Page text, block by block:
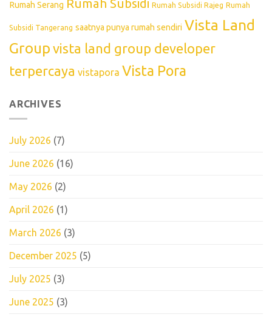
Rumah Serang Rumah Subsidi Rumah Subsidi Rajeg Rumah
Subsidi Tangerang saatnya punya rumah sendiri Vista Land
Group vista land group developer
terpercaya vistapora Vista Pora
ARCHIVES
July 2026 (7)
June 2026 (16)
May 2026 (2)
April 2026 (1)
March 2026 (3)
December 2025 (5)
July 2025 (3)
June 2025 (3)